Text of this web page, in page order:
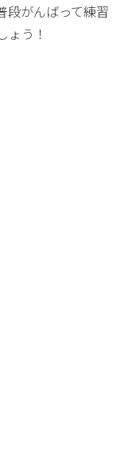
段がんばって練習
ょう！